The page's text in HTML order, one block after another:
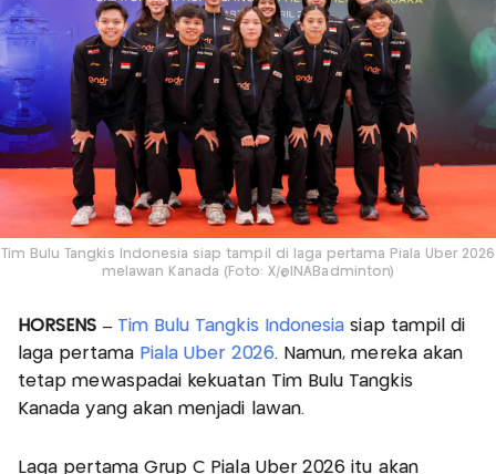
Tim Bulu Tangkis Indonesia siap tampil di laga pertama Piala Uber 2026
melawan Kanada (Foto: X/@INABadminton)
HORSENS – Tim Bulu Tangkis Indonesiasiap tampil di
laga pertama Piala Uber 2026. Namun, mereka akan
tetap mewaspadai kekuatan Tim Bulu Tangkis
Kanada yang akan menjadi lawan.
Laga pertama Grup C Piala Uber 2026 itu akan